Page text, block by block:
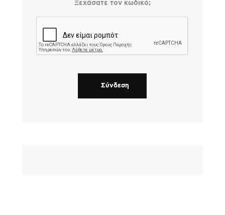
Ξεχάσατε τον κωδικό;